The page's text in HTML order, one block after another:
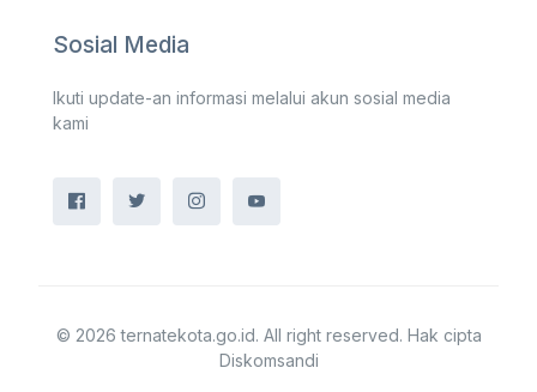
Sosial Media
Ikuti update-an informasi melalui akun sosial media
kami
© 2026 ternatekota.go.id. All right reserved. Hak cipta
Diskomsandi